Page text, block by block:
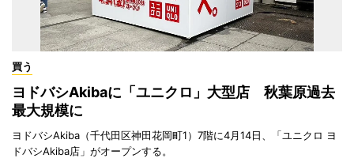
買う
ヨドバシAkibaに「ユニクロ」大型店 秋葉原過去
最大規模に
ヨドバシAkiba（千代田区神田花岡町1）7階に4月14日、「ユニクロ ヨ
ドバシAkiba店」がオープンする。